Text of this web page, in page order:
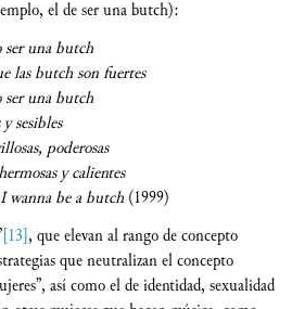
el de ser una butch):
una butch
las butch son fuertes
una butch
sesibles
poderosas
y calientes
I wanna be a butch (1999)
[13], que elevan al rango de concepto
que neutralizan el concepto
así como el de identidad, sexualidad